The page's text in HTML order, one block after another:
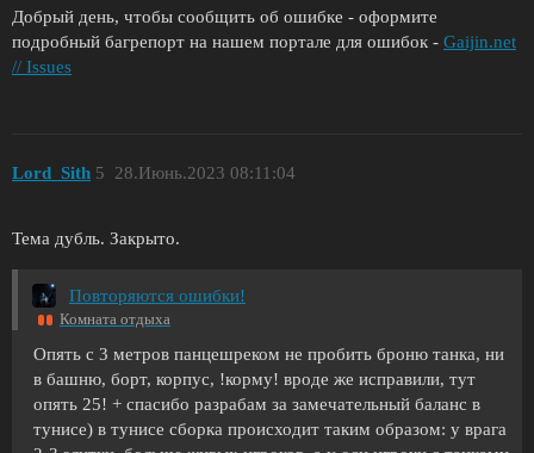
Добрый день, чтобы сообщить об ошибке - оформите
подробный багрепорт на нашем портале для ошибок - Gaijin.net
// Issues
Lord_Sith 28.Июнь.2023 08:11:04
5
Тема дубль. Закрыто.
Повторяются ошибки!
Комната отдыха
Опять с 3 метров панцешреком не пробить броню танка, ни
в башню, борт, корпус, !корму! вроде же исправили, тут
опять 25! + спасибо разрабам за замечательный баланс в
тунисе) в тунисе сборка происходит таким образом: у врага